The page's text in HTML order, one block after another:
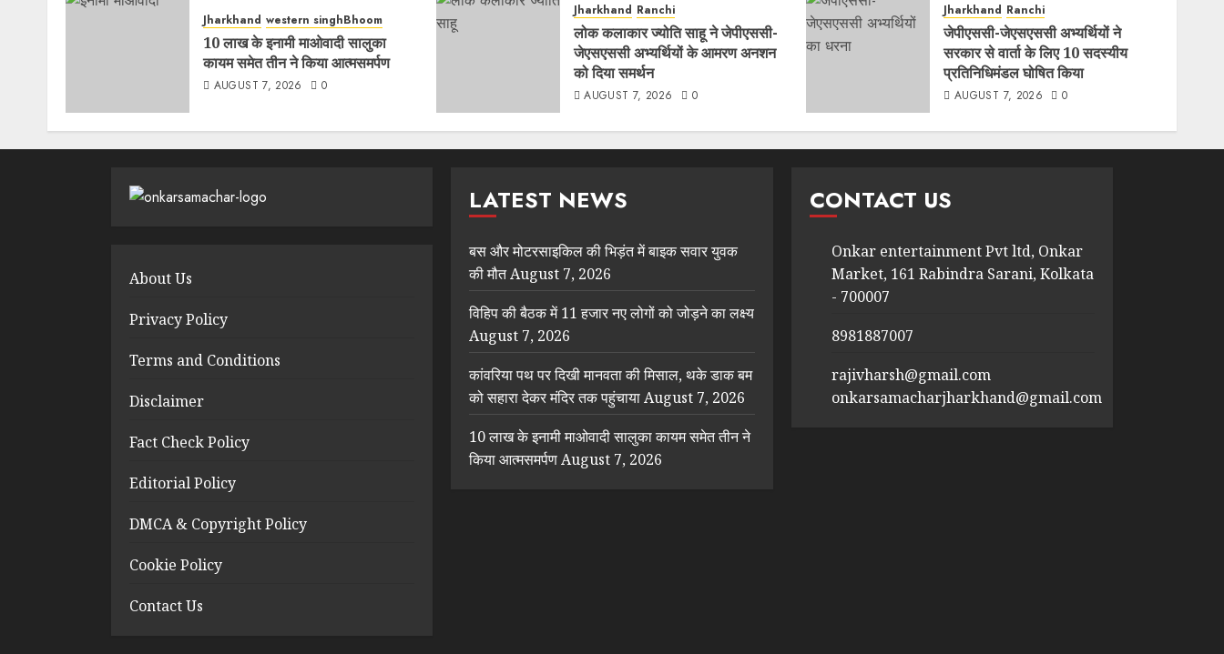
Jharkhand western singhBhoom
10 लाख के इनामी माओवादी सालुका
कायम समेत तीन ने किया आत्मसमर्पण
AUGUST 7, 2026 0
Jharkhand Ranchi
लोक कलाकार ज्योति साहू ने जेपीएससी-
जेएसएससी अभ्यर्थियों के आमरण अनशन
को दिया समर्थन
AUGUST 7, 2026 0
Jharkhand Ranchi
जेपीएससी-जेएसएससी अभ्यर्थियों ने
सरकार से वार्ता के लिए 10 सदस्यीय
प्रतिनिधिमंडल घोषित किया
AUGUST 7, 2026 0
About Us
Privacy Policy
Terms and Conditions
Disclaimer
Fact Check Policy
Editorial Policy
DMCA & Copyright Policy
Cookie Policy
Contact Us
LATEST NEWS
बस और मोटरसाइकिल की भिड़ंत में बाइक सवार युवक
की मौतAugust 7, 2026
विहिप की बैठक में 11 हजार नए लोगों को जोड़ने का लक्ष्य
August 7, 2026
कांवरिया पथ पर दिखी मानवता की मिसाल, थके डाक बम
को सहारा देकर मंदिर तक पहुंचायाAugust 7, 2026
10 लाख के इनामी माओवादी सालुका कायम समेत तीन ने
किया आत्मसमर्पणAugust 7, 2026
CONTACT US
Onkar entertainment Pvt ltd, Onkar
Market, 161 Rabindra Sarani, Kolkata
- 700007
8981887007
rajivharsh@gmail.com
onkarsamacharjharkhand@gmail.com